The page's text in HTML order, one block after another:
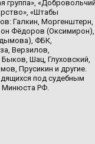
группа»,
«Штабы
Галкин, Моргенштерн,
Фёдоров (Оксимирон),
ФБК,
Верзилов,
Шац, Глуховский,
Прусикин и другие.
под судебным
Минюста РФ.